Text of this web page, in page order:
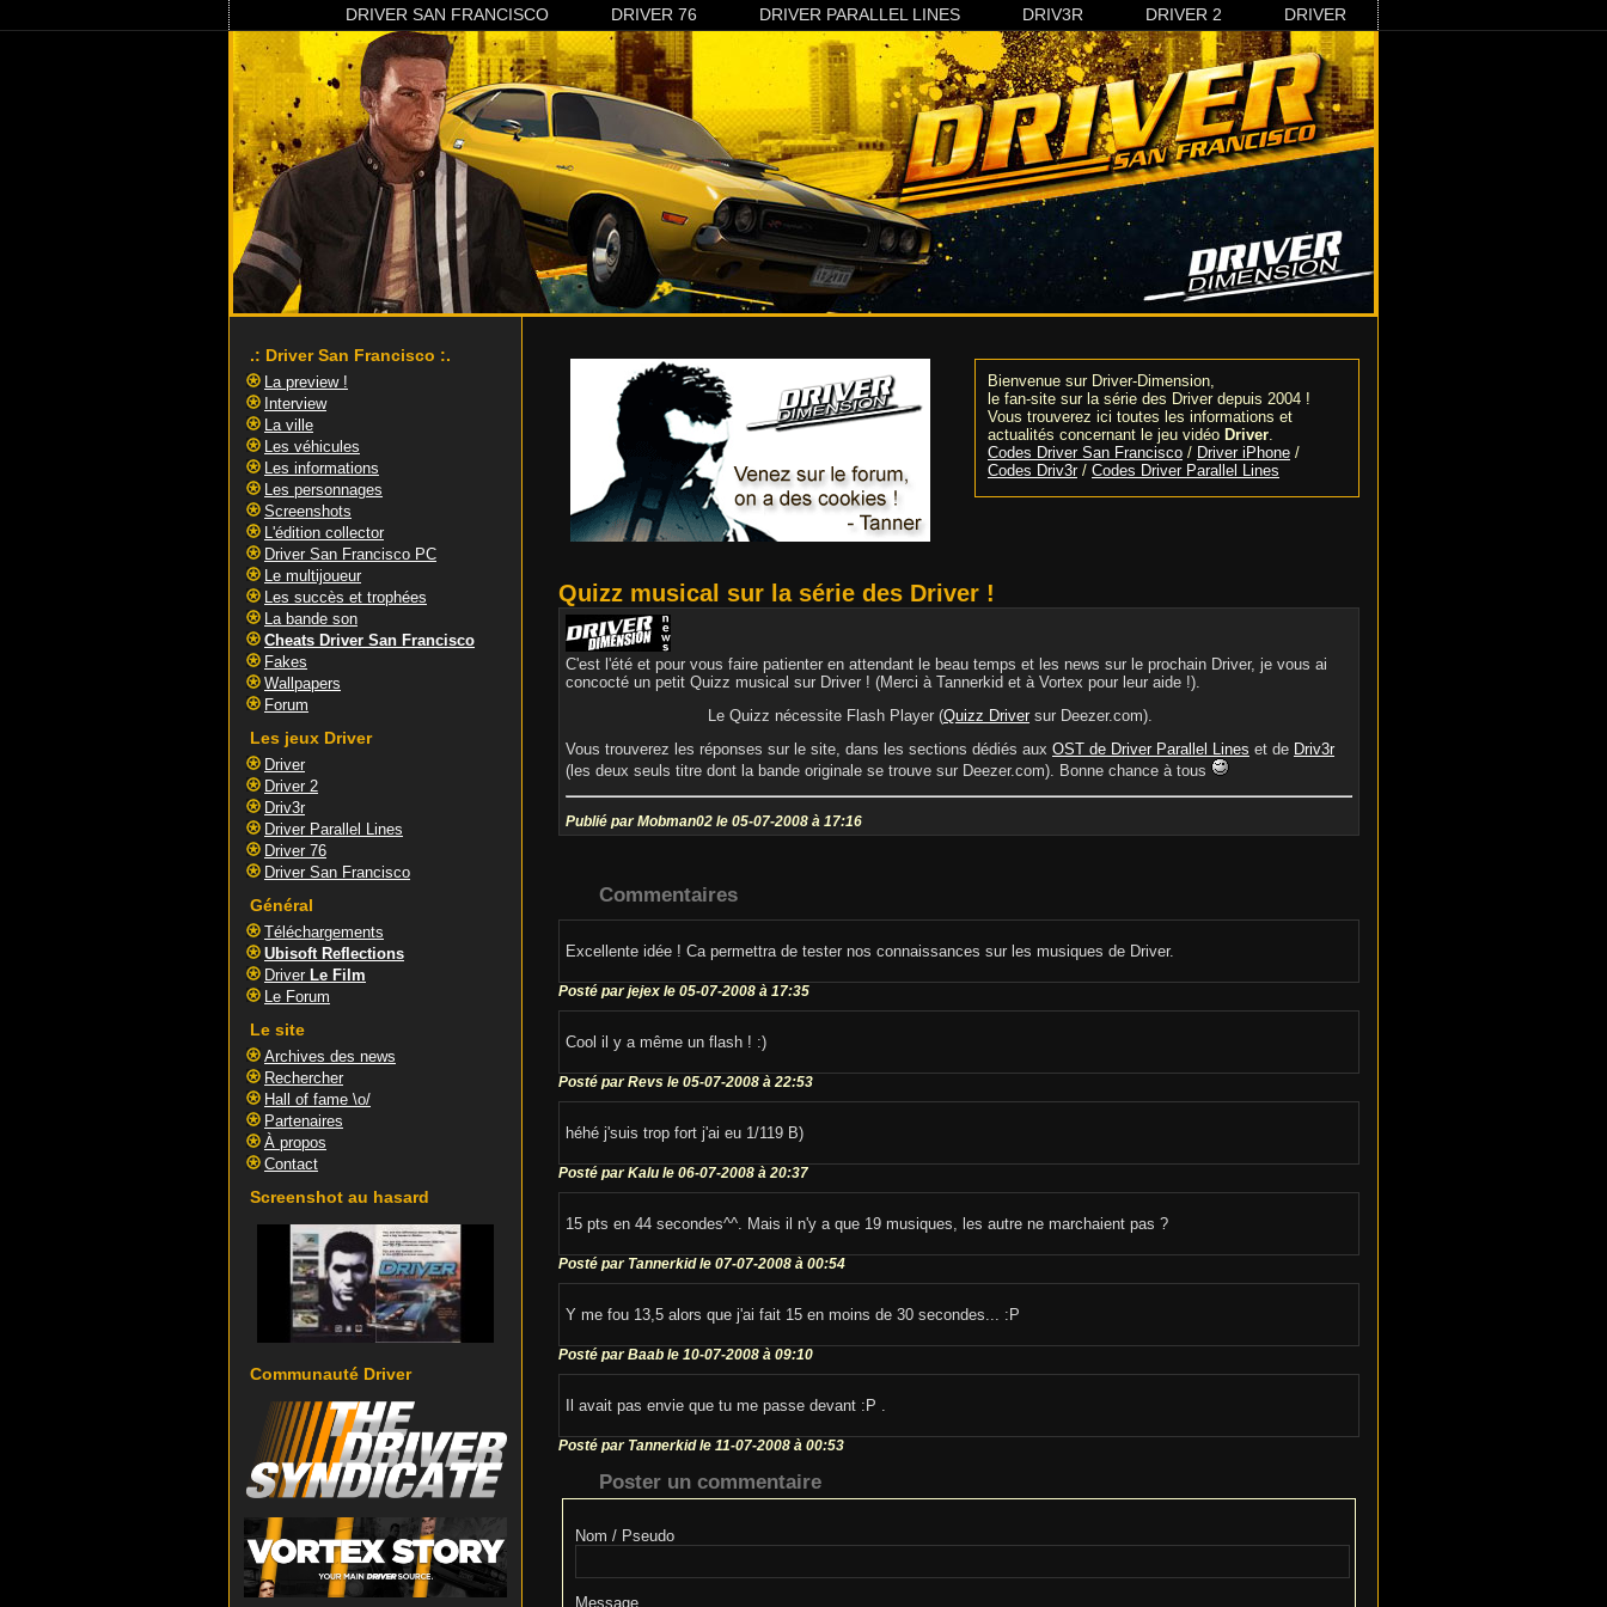
DRIVER
DRIVER 2
DRIV3R
DRIVER PARALLEL LINES
DRIVER 76
DRIVER SAN FRANCISCO
Bienvenue sur Driver-Dimension,
le fan-site sur la série des Driver depuis 2004 !
Vous trouverez ici toutes les informations et
actualités concernant le jeu vidéo Driver.
Codes Driver San Francisco / Driver iPhone /
Codes Driv3r/ Codes Driver Parallel Lines
Quizz musical sur la série des Driver !
C'est l'été et pour vous faire patienter en attendant le beau temps et les news sur le prochain Driver, je vous ai
concocté un petit Quizz musical sur Driver ! (Merci à Tannerkid et à Vortex pour leur aide !).
Le Quizz nécessite Flash Player (Quizz Driver sur Deezer.com).
Vous trouverez les réponses sur le site, dans les sections dédiés aux OST de Driver Parallel Lines et de Driv3r
(les deux seuls titre dont la bande originale se trouve sur Deezer.com). Bonne chance à tous
Publié par Mobman02 le 05-07-2008 à 17:16
Commentaires
Excellente idée ! Ca permettra de tester nos connaissances sur les musiques de Driver.
Posté par jejex le 05-07-2008 à 17:35
Cool il y a même un flash ! :)
Posté par Revs le 05-07-2008 à 22:53
héhé j'suis trop fort j'ai eu 1/119 B)
Posté par Kalu le 06-07-2008 à 20:37
15 pts en 44 secondes^^. Mais il n'y a que 19 musiques, les autre ne marchaient pas ?
Posté par Tannerkid le 07-07-2008 à 00:54
Y me fou 13,5 alors que j'ai fait 15 en moins de 30 secondes... :P
Posté par Baab le 10-07-2008 à 09:10
Il avait pas envie que tu me passe devant :P .
Posté par Tannerkid le 11-07-2008 à 00:53
Poster un commentaire
Nom / Pseudo
Message
.: Driver San Francisco :.
La preview !
Interview
La ville
Les véhicules
Les informations
Les personnages
Screenshots
L'édition collector
Driver San Francisco PC
Le multijoueur
Les succès et trophées
La bande son
Cheats Driver San Francisco
Fakes
Wallpapers
Forum
Les jeux Driver
Driver
Driver 2
Driv3r
Driver Parallel Lines
Driver 76
Driver San Francisco
Général
Téléchargements
Ubisoft Reflections
Driver Le Film
Le Forum
Le site
Archives des news
Rechercher
Hall of fame \o/
Partenaires
À propos
Contact
Screenshot au hasard
Communauté Driver